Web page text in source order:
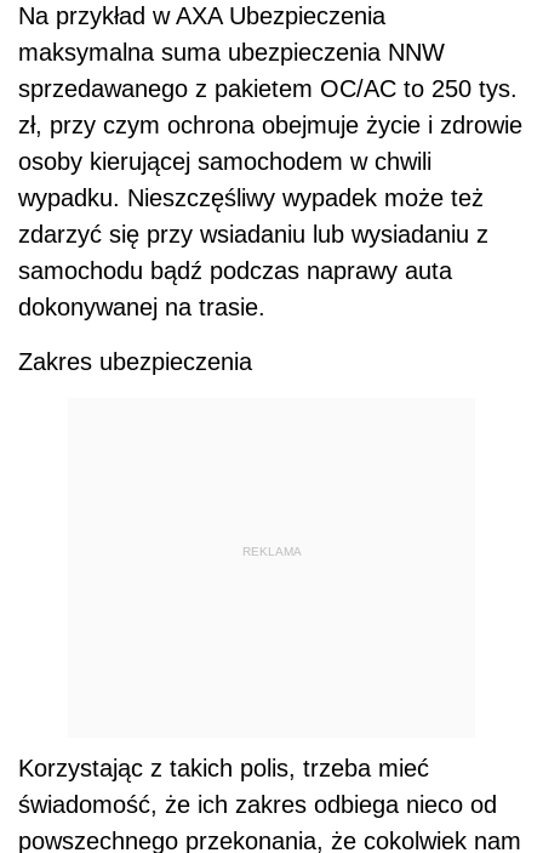
Na przykład w AXA Ubezpieczenia
maksymalna suma ubezpieczenia NNW
sprzedawanego z pakietem OC/AC to 250 tys.
zł, przy czym ochrona obejmuje życie i zdrowie
osoby kierującej samochodem w chwili
wypadku. Nieszczęśliwy wypadek może też
zdarzyć się przy wsiadaniu lub wysiadaniu z
samochodu bądź podczas naprawy auta
dokonywanej na trasie.
Zakres ubezpieczenia
REKLAMA
Korzystając z takich polis, trzeba mieć
świadomość, że ich zakres odbiega nieco od
powszechnego przekonania, że cokolwiek nam